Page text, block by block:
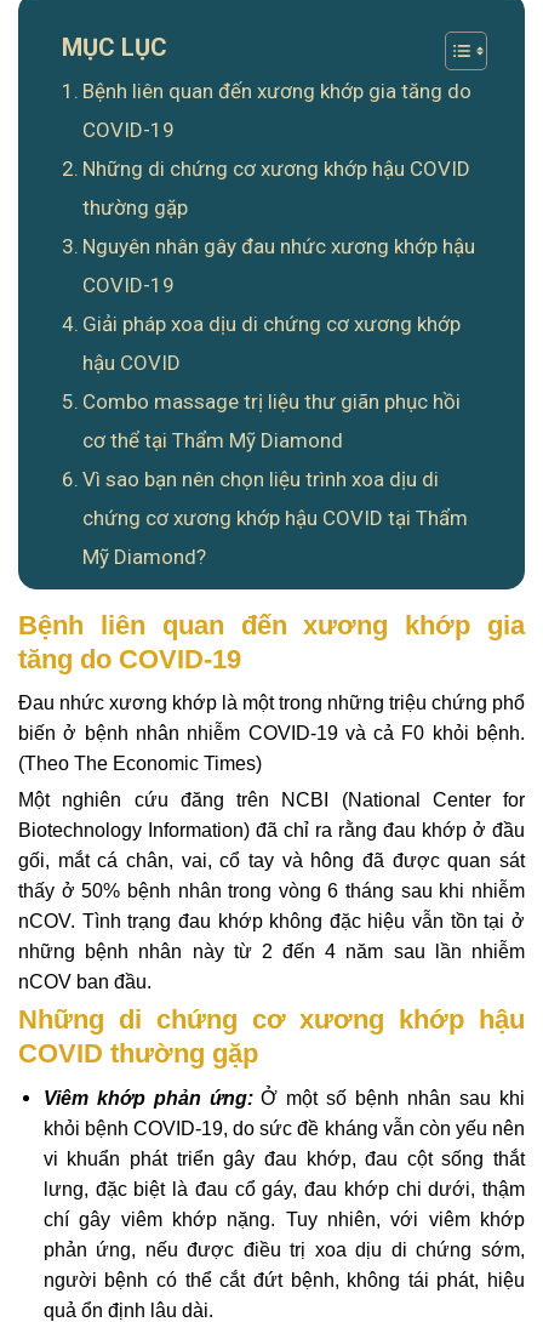
MỤC LỤC
Bệnh liên quan đến xương khớp gia tăng do
COVID-19
Những di chứng cơ xương khớp hậu COVID
thường gặp
Nguyên nhân gây đau nhức xương khớp hậu
COVID-19
Giải pháp xoa dịu di chứng cơ xương khớp
hậu COVID
Combo massage trị liệu thư giãn phục hồi
cơ thể tại Thẩm Mỹ Diamond
Vì sao bạn nên chọn liệu trình xoa dịu di
chứng cơ xương khớp hậu COVID tại Thẩm
Mỹ Diamond?
Bệnh liên quan đến xương khớp gia
tăng do COVID-19
Đau nhức xương khớp là một trong những triệu chứng phổ
biến ở bệnh nhân nhiễm COVID-19 và cả F0 khỏi bệnh.
(Theo The Economic Times)
Một nghiên cứu đăng trên NCBI (National Center for
Biotechnology Information) đã chỉ ra rằng đau khớp ở đầu
gối, mắt cá chân, vai, cổ tay và hông đã được quan sát
thấy ở 50% bệnh nhân trong vòng 6 tháng sau khi nhiễm
nCOV. Tình trạng đau khớp không đặc hiệu vẫn tồn tại ở
những bệnh nhân này từ 2 đến 4 năm sau lần nhiễm
nCOV ban đầu.
Những di chứng cơ xương khớp hậu
COVID thường gặp
Viêm khớp phản ứng:Ở một số bệnh nhân sau khi
khỏi bệnh COVID-19, do sức đề kháng vẫn còn yếu nên
vi khuẩn phát triển gây đau khớp, đau cột sống thắt
lưng, đặc biệt là đau cổ gáy, đau khớp chi dưới, thậm
chí gây viêm khớp nặng. Tuy nhiên, với viêm khớp
phản ứng, nếu được điều trị xoa dịu di chứng sớm,
người bệnh có thể cắt đứt bệnh, không tái phát, hiệu
quả ổn định lâu dài.